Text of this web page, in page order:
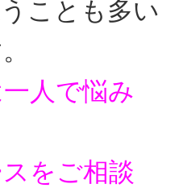
ことも多い
人で悩み
をご相談